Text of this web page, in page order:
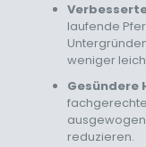
laufende
weniger
Gesündere
reduzieren.